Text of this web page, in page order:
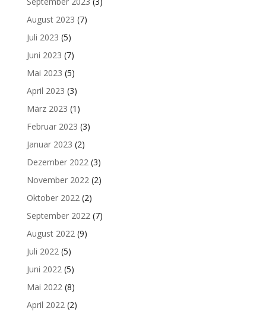
August 2023 (7)
Juli 2023 (5)
Juni 2023 (7)
Mai 2023 (5)
April 2023 (3)
März 2023 (1)
Februar 2023 (3)
Januar 2023 (2)
Dezember 2022(3)
November 2022(2)
Oktober 2022(2)
September 2022(7)
August 2022(9)
Juli 2022(5)
Juni 2022(5)
Mai 2022(8)
April 2022(2)